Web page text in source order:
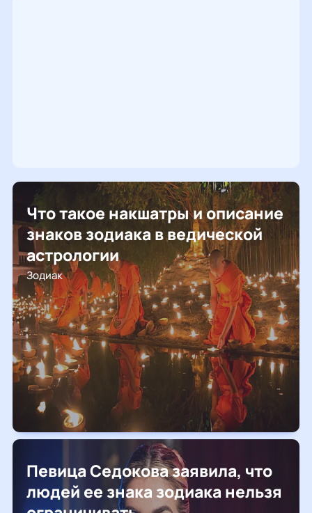
Что такое накшатры и описание
знаков зодиака в ведической
астрологии
Зодиак
Певица Седокова заявила, что
людей ее знака зодиака нельзя